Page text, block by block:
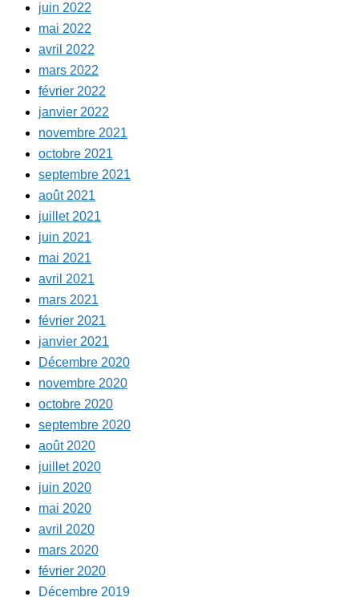
juin 2022
mai 2022
avril 2022
mars 2022
février 2022
janvier 2022
novembre 2021
octobre 2021
septembre 2021
août 2021
juillet 2021
juin 2021
mai 2021
avril 2021
mars 2021
février 2021
janvier 2021
Décembre 2020
novembre 2020
octobre 2020
septembre 2020
août 2020
juillet 2020
juin 2020
mai 2020
avril 2020
mars 2020
février 2020
Décembre 2019